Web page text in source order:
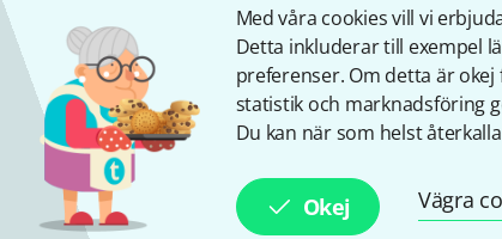
Med våra cookies vill vi
Detta inkluderar till exempel
preferenser. Om detta är
statistik och marknadsföring
Du kan när som helst
Okej Vägra
7